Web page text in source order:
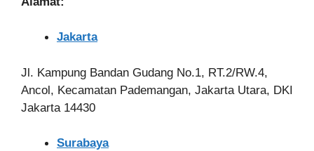
Jakarta
Jl. Kampung Bandan Gudang No.1, RT.2/RW.4,
Ancol, Kecamatan Pademangan, Jakarta Utara, DKI
Jakarta 14430
Surabaya